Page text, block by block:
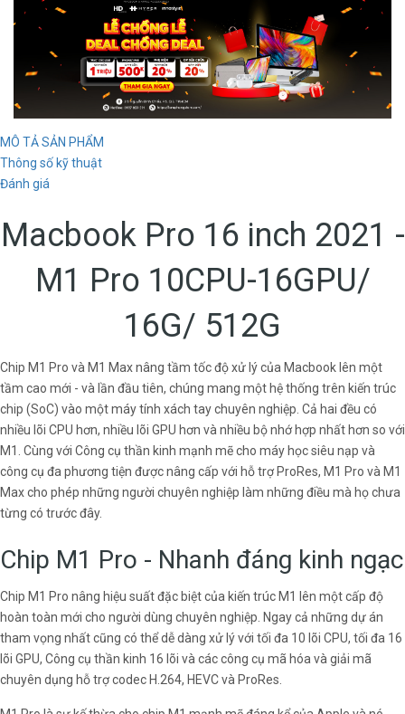
MÔ TẢ SẢN PHẨM
Thông số kỹ thuật
Đánh giá
Macbook Pro 16 inch 2021 -
M1 Pro 10CPU-16GPU/
16G/ 512G
Chip M1 Pro và M1 Max nâng tầm tốc độ xử lý của Macbook lên một
tầm cao mới - và lần đầu tiên, chúng mang một hệ thống trên kiến trúc
chip (SoC) vào một máy tính xách tay chuyên nghiệp. Cả hai đều có
nhiều lõi CPU hơn, nhiều lõi GPU hơn và nhiều bộ nhớ hợp nhất hơn so với
M1. Cùng với Công cụ thần kinh mạnh mẽ cho máy học siêu nạp và
công cụ đa phương tiện được nâng cấp với hỗ trợ ProRes, M1 Pro và M1
Max cho phép những người chuyên nghiệp làm những điều mà họ chưa
từng có trước đây.
Chip M1 Pro - Nhanh đáng kinh ngạc
Chip M1 Pro nâng hiệu suất đặc biệt của kiến trúc M1 lên một cấp độ
hoàn toàn mới cho người dùng chuyên nghiệp. Ngay cả những dự án
tham vọng nhất cũng có thể dễ dàng xử lý với tối đa 10 lõi CPU, tối đa 16
lõi GPU, Công cụ thần kinh 16 lõi và các công cụ mã hóa và giải mã
chuyên dụng hỗ trợ codec H.264, HEVC và ProRes.